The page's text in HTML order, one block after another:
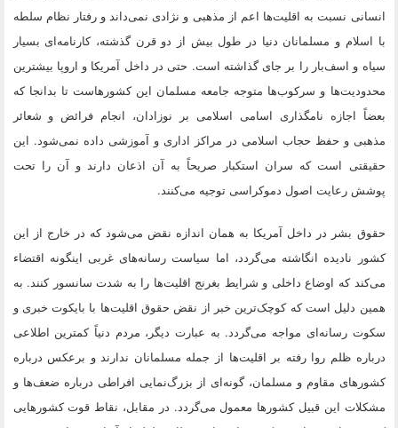
انسانی نسبت به اقلیت‌ها اعم از مذهبی و نژادی نمی‌داند و رفتار نظام سلطه
با اسلام و مسلمانان دنیا در طول بیش از دو قرن گذشته، کارنامه‌‌ای بسیار
سیاه و اسف‌بار را بر جای گذاشته است. حتی در داخل آمریکا و اروپا بیشترین
محدودیت‌ها و سرکوب‌ها متوجه جامعه مسلمان این کشورهاست تا بدانجا که
بعضاً اجازه نامگذاری اسامی اسلامی بر نوزادان، انجام فرائض و شعائر
مذهبی و حفظ حجاب اسلامی در مراکز اداری و آموزشی داده نمی‌شود. این
حقیقتی است که سران استکبار صریحاً به آن اذعان دارند و آن را تحت
پوشش رعایت اصول دموکراسی توجیه‌ می‌کنند.
حقوق بشر در داخل آمریکا به همان اندازه نقض می‌شود که در خارج از این
کشور نادیده انگاشته می‌گردد، اما سیاست رسانه‌های غربی اینگونه اقتضاء
می‌کند که اوضاع داخلی و شرایط بغرنج اقلیت‌ها را به شدت سانسور کنند. به
همین دلیل است که کوچک‌ترین خبر از نقض حقوق اقلیت‌ها با بایکوت خبری و
سکوت رسانه‌ای مواجه می‌گردد. به عبارت دیگر، مردم دنیاً کمترین اطلاعی
درباره ظلم روا رفته بر اقلیت‌ها از جمله مسلمانان ندارند و برعکس درباره
کشورهای مقاوم و مسلمان، گونه‌ای از بزرگ‌نمایی افراطی درباره ضعف‌ها و
مشکلات این قبیل کشورها معمول می‌گردد. در مقابل، نقاط قوت کشورهایی